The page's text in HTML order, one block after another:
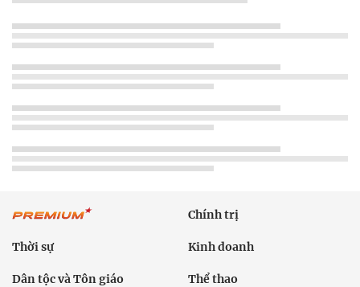
Chính trị
Thời sự Kinh doanh
Dân tộc và Tôn giáo Thể thao